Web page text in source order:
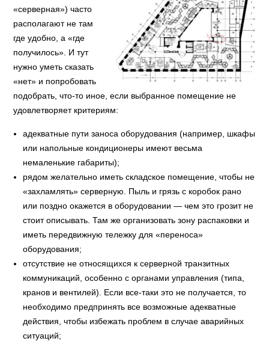
«серверная») часто
располагают не там
где удобно, а «где
получилось». И тут
нужно уметь сказать
«нет» и попробовать
подобрать, что-то иное, если выбранное помещение не
удовлетворяет критериям:
адекватные пути заноса оборудования (например, шкафы
или напольные кондиционеры имеют весьма
немаленькие габариты);
рядом желательно иметь складское помещение, чтобы не
«захламлять» серверную. Пыль и грязь с коробок рано
или поздно окажется в оборудовании — чем это грозит не
стоит описывать. Там же организовать зону распаковки и
иметь передвижную тележку для «переноса»
оборудования;
отсутствие не относящихся к серверной транзитных
коммуникаций, особенно с органами управления (типа,
кранов и вентилей). Если все-таки это не получается, то
необходимо предпринять все возможные адекватные
действия, чтобы избежать проблем в случае аварийных
ситуаций;